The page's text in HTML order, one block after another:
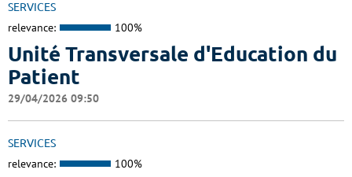
SERVICES
relevance: 100%
Unité Transversale d'Education du
Patient
29/04/2026 09:50
SERVICES
relevance: 100%